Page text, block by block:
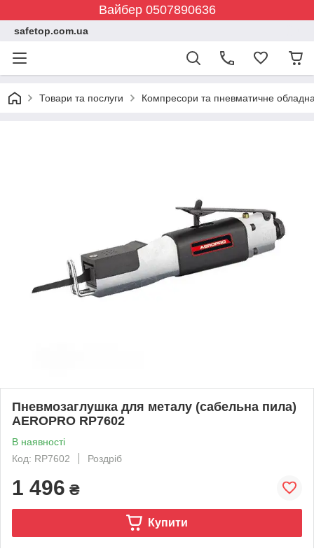
Вайбер 0507890636
safetop.com.ua
Товари та послуги Компресори та пневматичне
Пневмозаглушка для металу (сабельна пила)
AEROPRO RP7602
В наявності
Код: RP7602
Роздріб
1 496 ₴
Купити